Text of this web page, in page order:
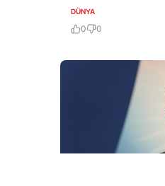
DÜNYA
0 0